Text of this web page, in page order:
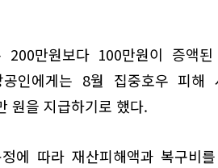
만원보다 100만원이 증액
인에게는 8월 집중호우 피해
원을 지급하기로 했다.
에 따라 재산피해액과 복구비